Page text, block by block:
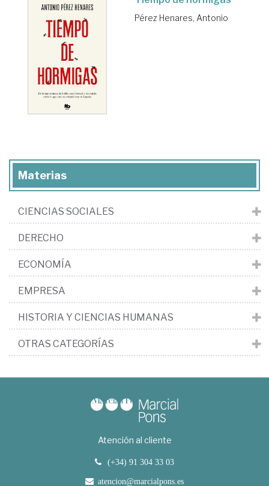
Pérez Henares, Antonio
Materias
CIENCIAS SOCIALES
DERECHO
ECONOMÍA
EMPRESA
HISTORIA Y CIENCIAS HUMANAS
OTRAS CATEGORÍAS
Atención al cliente
(+34) 91 304 33 03
atencion@marcialpons.es